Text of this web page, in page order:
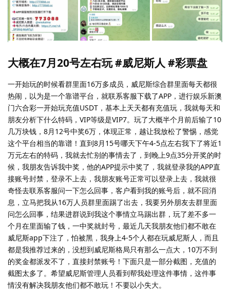
大概在7月20号左右玩 #威尼斯人 #彩票盘
一开始玩的时候看群里面16万多成员，威尼斯综合群里面每天都很
热闹，以为是一个靠谱平台，就联系客服下载了APP，进行娱乐新澳
门六合彩一开始玩充值USDT，基本上天天都有充值玩，我就每天和
朋友分析下什么特码，VIP等级是VIP7。玩了大概半个月前后输了10
几万块钱，8月12号中奖6万，体现正常，越让我放松了警惕，感觉
这个平台相当的靠谱！直到8月15号哪天下午4-5点左右我下了将近1
万元左右的特码，我就去忙别的事情去了，到晚上9点35分开奖的时
候，我朋友告诉我中奖，他的APP提示中奖了，我就登录我的APP直
接账号封禁，登录不上去，我朋友账号正常可以登录上去，我就很
奇怪去联系客服问一下怎么回事，客户看到我的账号后，就不回消
息，立马把我从16万人员群里面踢了出去，我要另外朋友去群里面
问怎么回事，结果进群说到我这个事情立马踢出群，玩了差不多一
个月在里面输了钱，一中奖就封号，最近几天我朋友他们都不敢在
威尼斯app下注了，怕被黑，我身上4-5个人都在玩威尼斯人，而且
都是我推荐过来的，没想到威尼斯格局只有那么一点大，10万不到
的奖金都派发不了，直接封禁账号！下面只是一部分截图，充值的
截图太多了。希望威尼斯管理人员看到帮我处理这件事情，这件事
情没有解决我朋友他们都不敢玩！不要以小失大。